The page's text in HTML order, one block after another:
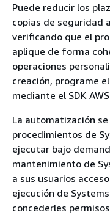
Puede reducir los
copias de seguridad
verificando que el
aplique de forma
operaciones
creación, programe
mediante el SDK
La automatización
procedimientos de
ejecutar bajo
mantenimiento de
a sus usuarios
ejecución de
concederles